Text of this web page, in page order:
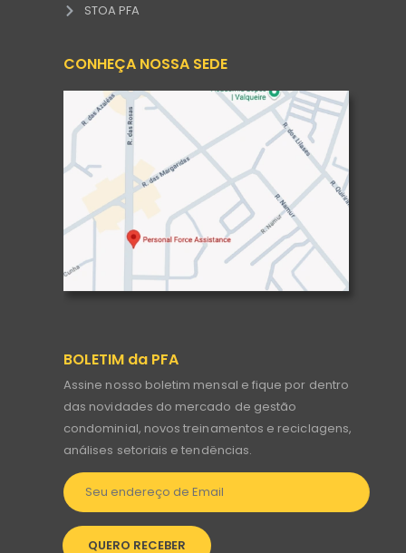
STOA PFA
CONHEÇA NOSSA SEDE
BOLETIM da PFA
Assine nosso boletim mensal e fique por dentro
das novidades do mercado de gestão
condominial, novos treinamentos e reciclagens,
análises setoriais e tendëncias.